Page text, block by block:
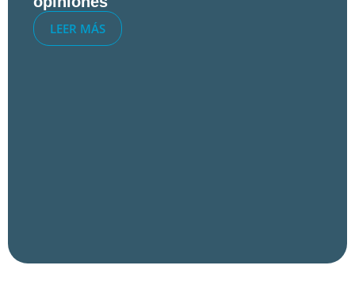
LEER MÁS